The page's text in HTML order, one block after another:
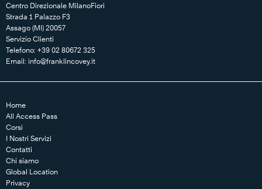
Centro Direzionale MilanoFiori
Strada 1 Palazzo F3
Assago (MI) 20057
Servizio Clienti
Telefono: +39 02 80672 325
Email: info@franklincovey.it
Home
All Access Pass
Corsi
I Nostri Servizi
Contatti
Chi siamo
Global Location
Privacy